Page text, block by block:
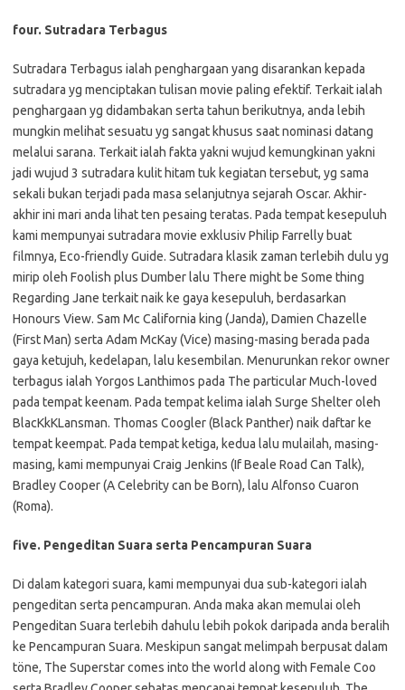
four. Sutradara Terbagus
Sutradara Terbagus ialah penghargaan yang disarankan kepada
sutradara yg menciptakan tulisan movie paling efektif. Terkait ialah
penghargaan yg didambakan serta tahun berikutnya, anda lebih
mungkin melihat sesuatu yg sangat khusus saat nominasi datang
melalui sarana. Terkait ialah fakta yakni wujud kemungkinan yakni
jadi wujud 3 sutradara kulit hitam tuk kegiatan tersebut, yg sama
sekali bukan terjadi pada masa selanjutnya sejarah Oscar. Akhir-
akhir ini mari anda lihat ten pesaing teratas. Pada tempat kesepuluh
kami mempunyai sutradara movie exklusiv Philip Farrelly buat
filmnya, Eco-friendly Guide. Sutradara klasik zaman terlebih dulu yg
mirip oleh Foolish plus Dumber lalu There might be Some thing
Regarding Jane terkait naik ke gaya kesepuluh, berdasarkan
Honours View. Sam Mc California king (Janda), Damien Chazelle
(First Man) serta Adam McKay (Vice) masing-masing berada pada
gaya ketujuh, kedelapan, lalu kesembilan. Menurunkan rekor owner
terbagus ialah Yorgos Lanthimos pada The particular Much-loved
pada tempat keenam. Pada tempat kelima ialah Surge Shelter oleh
BlacKkKLansman. Thomas Coogler (Black Panther) naik daftar ke
tempat keempat. Pada tempat ketiga, kedua lalu mulailah, masing-
masing, kami mempunyai Craig Jenkins (If Beale Road Can Talk),
Bradley Cooper (A Celebrity can be Born), lalu Alfonso Cuaron
(Roma).
five. Pengeditan Suara serta Pencampuran Suara
Di dalam kategori suara, kami mempunyai dua sub-kategori ialah
pengeditan serta pencampuran. Anda maka akan memulai oleh
Pengeditan Suara terlebih dahulu lebih pokok daripada anda beralih
ke Pencampuran Suara. Meskipun sangat melimpah berpusat dalam
töne, The Superstar comes into the world along with Female Coo